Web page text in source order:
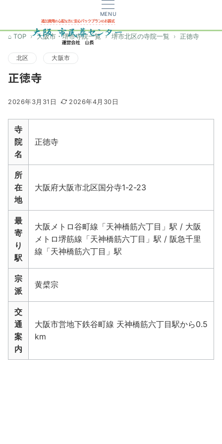
MENU
TOP 大阪市・堺市寺院一覧 堺市北区の寺院一覧 正徳寺
北区 大阪市
正徳寺
2026年3月31日 2026年4月30日
寺
院
名
正徳寺
所
在
地
大阪府大阪市北区国分寺1-2-23
最
寄
り
駅
大阪メトロ谷町線「天神橋筋六丁目」駅 / 大阪
メトロ堺筋線「天神橋筋六丁目」駅 / 阪急千里
線「天神橋筋六丁目」駅
宗
派
黄檗宗
交
通
案
内
大阪市営地下鉄谷町線 天神橋筋六丁目駅から0.5
km